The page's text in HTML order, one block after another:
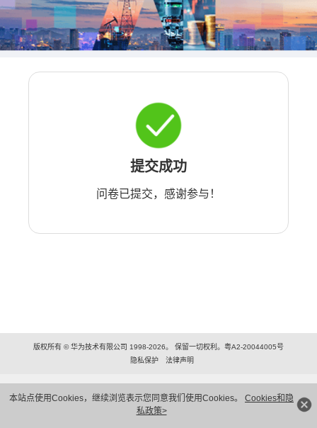
本站点使用Cookies，继续浏览表示您同意我们使用Cookies。 Cookies和隐
私政策>
提交成功
问卷已提交，感谢参与！
版权所有 © 华为技术有限公司 1998-2026。 保留一切权利。粤A2-20044005号
隐私保护
法律声明